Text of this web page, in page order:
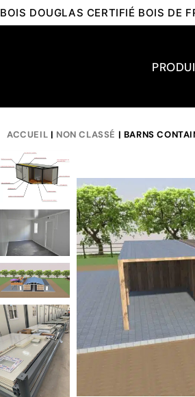
BOIS DOUGLAS CERTIFIÉ BOIS DE
ACCUEIL | NON CLASSÉ | BARNS